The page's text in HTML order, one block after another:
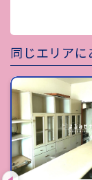
同じエリアに